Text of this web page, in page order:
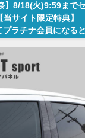
】8/18(火)9:59まで
【当サイト限定特典】
ラチナ会員になる